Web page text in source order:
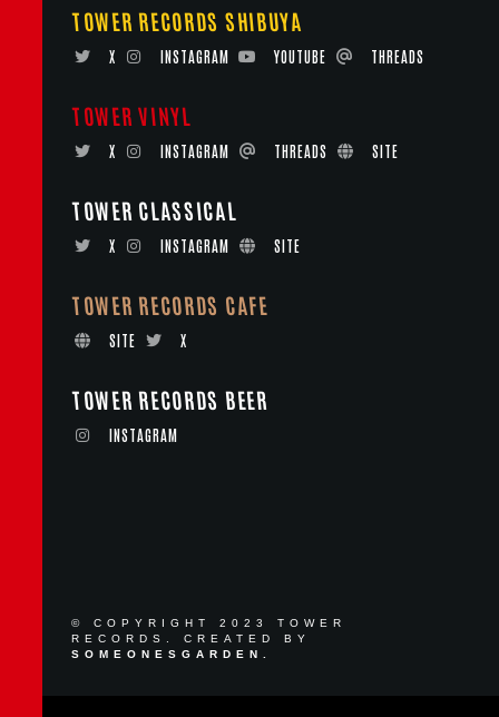
TOWER RECORDS SHIBUYA
X INSTAGRAM YOUTUBE THREADS
TOWER VINYL
X INSTAGRAM THREADS SITE
TOWER CLASSICAL
X INSTAGRAM SITE
TOWER RECORDS CAFE
SITE X
TOWER RECORDS BEER
INSTAGRAM
© COPYRIGHT 2023 TOWER
RECORDS. CREATED BY
SOMEONESGARDEN.